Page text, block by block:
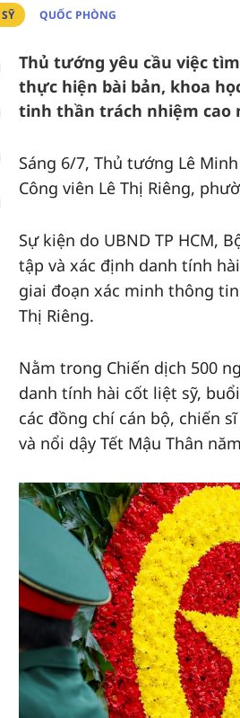
QUỐC PHÒNG
Thủ tướng yêu cầu việc
thực hiện bài bản, khoa
tinh thần trách nhiệm cao
Sáng 6/7, Thủ tướng Lê
Công viên Lê Thị Riêng,
Sự kiện do UBND TP HCM,
tập và xác định danh tính
giai đoạn xác minh thông
Thị Riêng.
Nằm trong Chiến dịch 500
danh tính hài cốt liệt sỹ,
các đồng chí cán bộ, chiến
và nổi dậy Tết Mậu Thân